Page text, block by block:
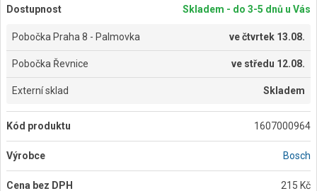
Dostupnost Skladem - do 3-5 dnů u Vás
Pobočka Praha 8 - Palmovka večtvrtek 13.08.
Pobočka Řevnice ve středu 12.08.
Externí sklad Skladem
Kód produktu 1607000964
Výrobce Bosch
Cena bez DPH 215 Kč